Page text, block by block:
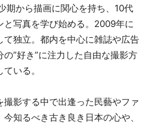
期から描画に関心を持ち、10代
と写真を学び始める。2009年に
て独立。都内を中心に雑誌や広告
”好き”に注力した自由な撮影方
いる。
影する中で出逢った民藝やファ
知るべき古き良き日本の心や、